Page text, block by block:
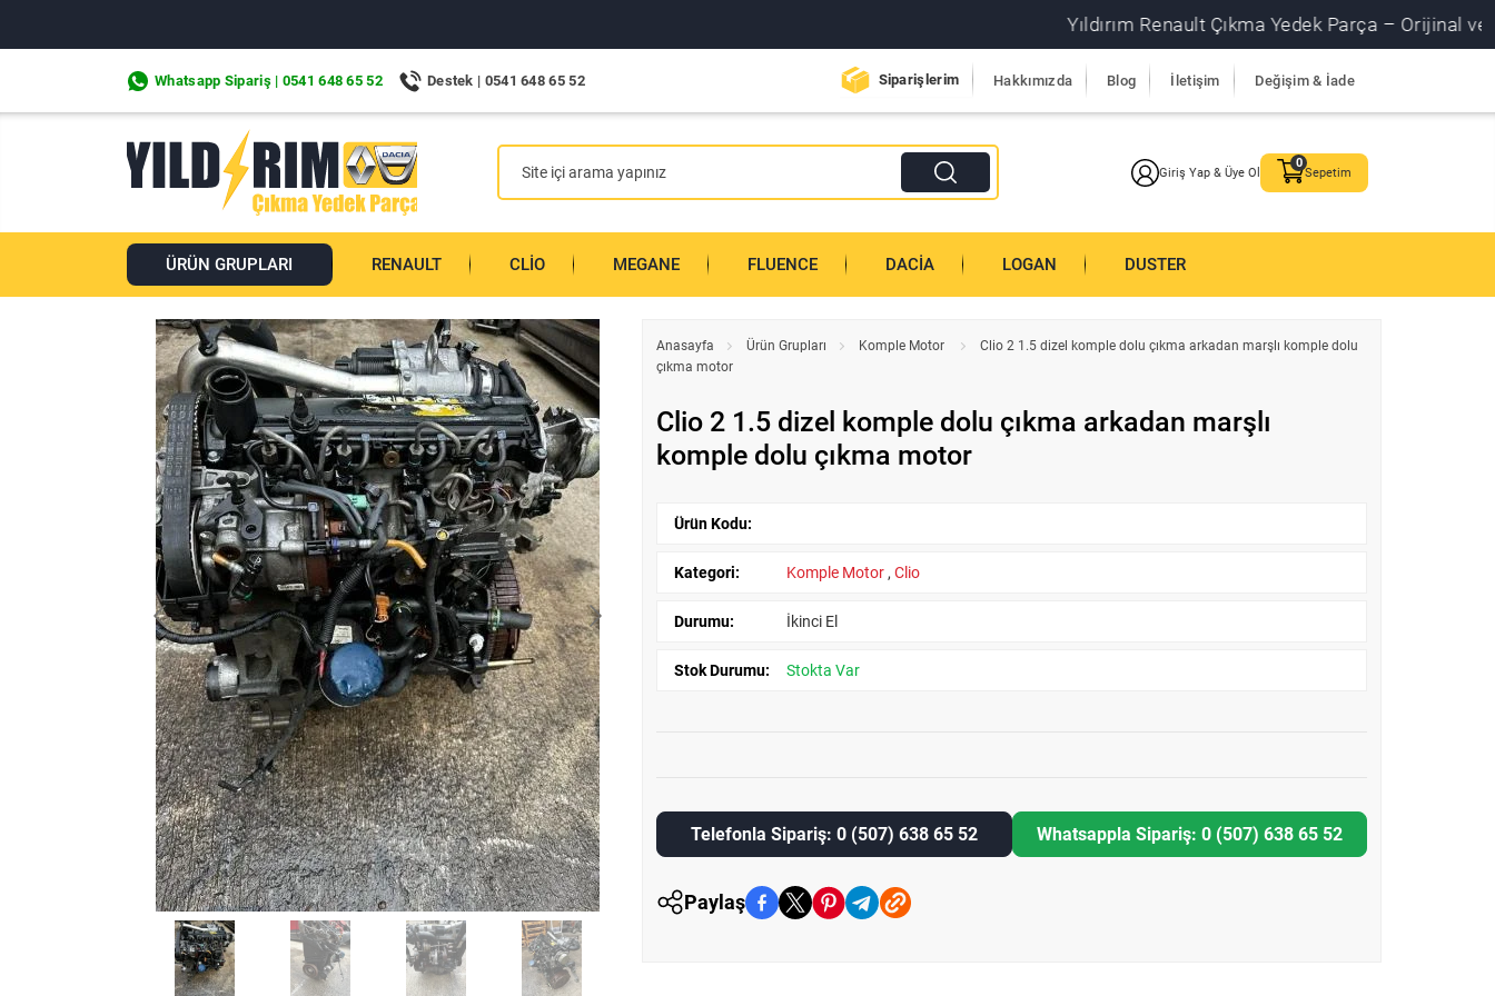
Yıldırım Renault Çıkma Yedek Parça – Orijinal ve
Whatsapp Sipariş | 0541 648 65 52 Destek | 0541 648 65 52 Siparişlerim Hakkımızda Blog İletişim Değişim & İade
Giriş Yap & Üye Ol Sepetim
ÜRÜN GRUPLARI RENAULT CLIO MEGANE FLUENCE DACIA LOGAN DUSTER
Anasayfa Ürün Grupları Komple Motor
Clio 2 1.5 dizel komple dolu çıkma arkadan marşlı komple dolu
çıkma motor
Clio 2 1.5 dizel komple dolu çıkma arkadan marşlı
komple dolu çıkma motor
Ürün Kodu:
Kategori: Komple Motor ,Clio
Durumu: İkinci El
Stok Durumu: Stokta Var
Telefonla Sipariş: 0 (507) 638 65 52 Whatsappla Sipariş: 0 (507) 638 65 52
Paylaş